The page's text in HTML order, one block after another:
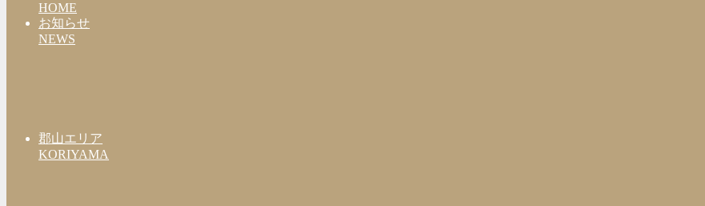
HOME
お知らせ
NEWS
郡山エリア
KORIYAMA